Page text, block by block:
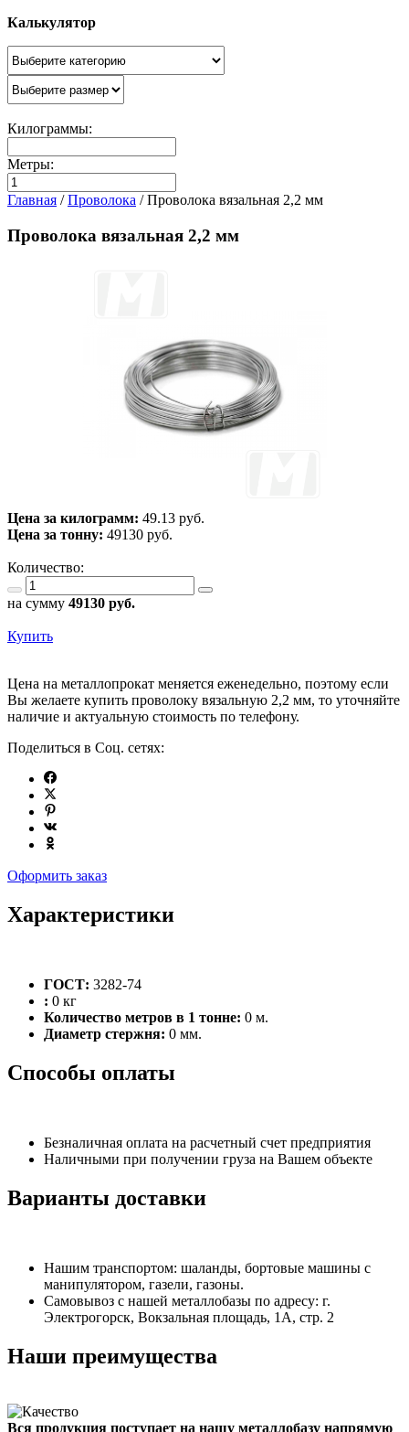
Калькулятор
Килограммы:
Метры:
Главная /Проволока /Проволока вязальная 2,2 мм
Проволока вязальная 2,2 мм
Цена за килограмм: 49.13 руб.
Цена за тонну: 49130 руб.
Количество:
на сумму 49130 руб.
Купить
Цена на металлопрокат меняется еженедельно, поэтому если
Вы желаете купить проволоку вязальную 2,2 мм, то уточняйте
наличие и актуальную стоимость по телефону.
Поделиться в Соц. сетях:
Оформить заказ
Характеристики
ГОСТ: 3282-74
: 0 кг
Количество метров в 1 тонне: 0 м.
Диаметр стержня: 0 мм.
Способы оплаты
Безналичная оплата на расчетный счет предприятия
Наличными при получении груза на Вашем объекте
Варианты доставки
Нашим транспортом: шаланды, бортовые машины с
манипулятором, газели, газоны.
Самовывоз с нашей металлобазы по адресу: г.
Электрогорск, Вокзальная площадь, 1А, стр. 2
Наши преимущества
Вся продукция поступает на нашу металлобазу напрямую